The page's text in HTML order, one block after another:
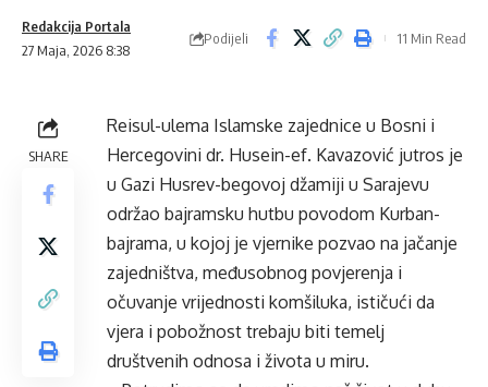
27 Maja, 2026 8:38
Redakcija Portala
Podijeli 11 Min Read
SHARE
Reisul-ulema Islamske zajednice u Bosni i
Hercegovini dr. Husein-ef. Kavazović jutros je
u Gazi Husrev-begovoj džamiji u Sarajevu
održao bajramsku hutbu povodom Kurban-
bajrama, u kojoj je vjernike pozvao na jačanje
zajedništva, međusobnog povjerenja i
očuvanje vrijednosti komšiluka, ističući da
vjera i pobožnost trebaju biti temelj
društvenih odnosa i života u miru.